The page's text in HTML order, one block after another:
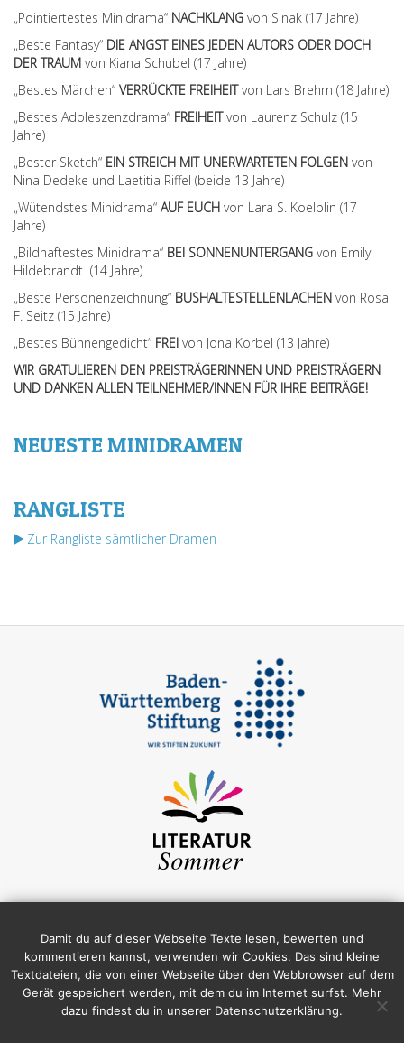
„Pointiertestes Minidrama“ NACHKLANG von Sinak (17 Jahre)
„Beste Fantasy“ DIE ANGST EINES JEDEN AUTORS ODER DOCH
DER TRAUM von Kiana Schubel (17 Jahre)
„Bestes Märchen“ VERRÜCKTE FREIHEITvon Lars Brehm (18 Jahre)
„Bestes Adoleszenzdrama“ FREIHEITvon Laurenz Schulz (15
Jahre)
„Bester Sketch“ EIN STREICH MIT UNERWARTETEN FOLGEN von
Nina Dedeke und Laetitia Riffel (beide 13 Jahre)
„Wütendstes Minidrama“ AUF EUCH von Lara S. Koelblin (17
Jahre)
„Bildhaftestes Minidrama“ BEI SONNENUNTERGANG von Emily
Hildebrandt (14 Jahre)
„Beste Personenzeichnung“ BUSHALTESTELLENLACHEN von Rosa
F. Seitz (15 Jahre)
„Bestes Bühnengedicht“ FREI von Jona Korbel (13 Jahre)
WIR GRATULIEREN DEN PREISTRÄGERINNEN UND PREISTRÄGERN
UND DANKEN ALLEN TEILNEHMER/INNEN FÜR IHRE BEITRÄGE!
NEUESTE MINIDRAMEN
RANGLISTE
Zur Rangliste sämtlicher Dramen
Impressum
Damit du auf dieser Webseite Texte lesen, bewerten und
kommentieren kannst, verwenden wir Cookies. Das sind kleine
Textdateien, die von einer Webseite über den Webbrowser auf dem
Gerät gespeichert werden, mit dem du im Internet surfst. Mehr
dazu findest du in unserer Datenschutzerklärung.